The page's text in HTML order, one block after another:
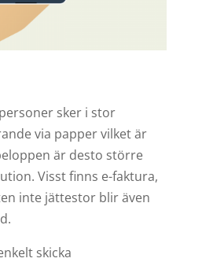
sker i stor
via papper vilket är
är desto större
Visst finns e-faktura,
inte jättestor blir även
skicka